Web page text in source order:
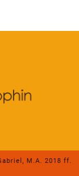
M.A. 2018 ff.